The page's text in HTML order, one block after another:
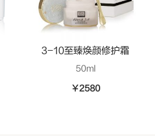
3-10至臻焕颜修护霜
50ml
¥2580